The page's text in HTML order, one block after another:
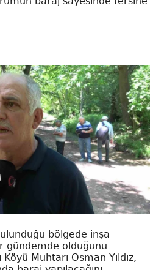
bölgede inşa
gündemde olduğunu
Muhtarı Osman Yıldız,